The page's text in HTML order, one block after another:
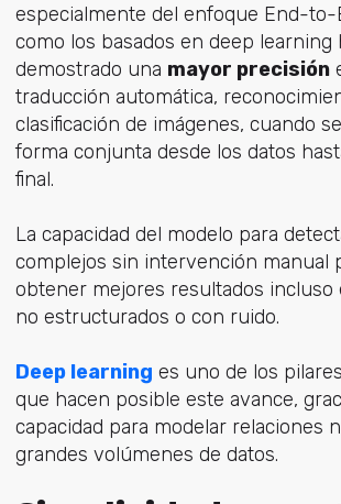
especialmente del enfoque End-to-
como los basados en deep learning
demostrado una mayor precisión
traducción automática,
clasificación de imágenes, cuando
forma conjunta desde los datos
final.
La capacidad del modelo para
complejos sin intervención manual
obtener mejores resultados incluso
no estructurados o con ruido.
Deep learning es uno de los
que hacen posible este avance,
capacidad para modelar relaciones
grandes volúmenes de datos.